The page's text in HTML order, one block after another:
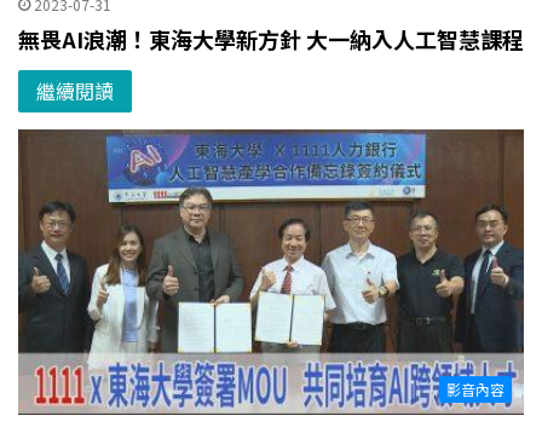
無畏AI浪潮！東海大學新方針 大一納入人工智慧課程
繼續閱讀
影音內容